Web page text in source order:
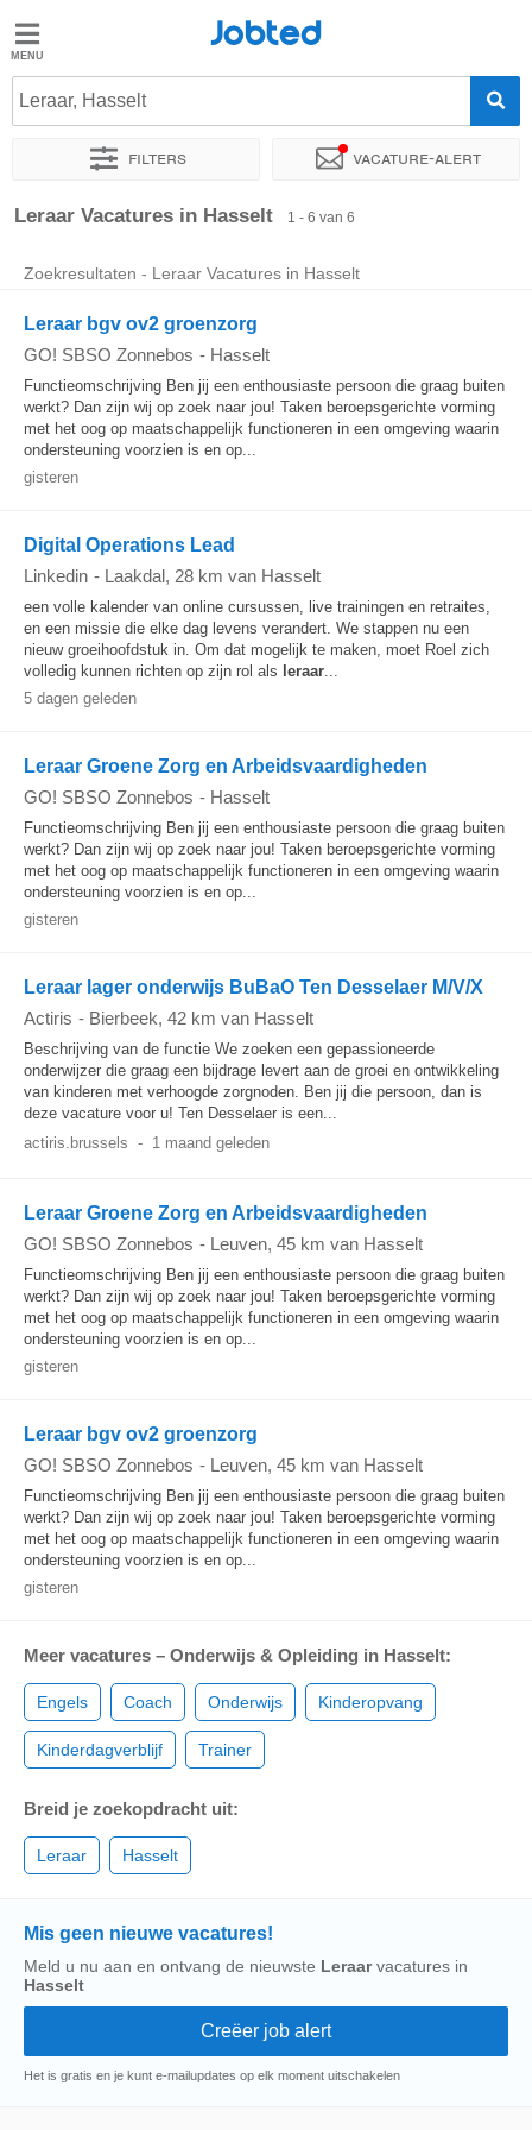
Jobted
Taal
Jobted
Leraar, Hasselt
Filters Vacature-alert
Sorteer op Exacte locatie
Leraar Vacatures in Hasselt 1 - 6 van 6
Zoekresultaten - Leraar Vacatures in Hasselt
Leraar bgv ov2 groenzorg
GO! SBSO Zonnebos - Hasselt
Functieomschrijving Ben jij een enthousiaste persoon die graag buiten
werkt? Dan zijn wij op zoek naar jou! Taken beroepsgerichte vorming
met het oog op maatschappelijk functioneren in een omgeving waarin
ondersteuning voorzien is en op...
gisteren
Digital Operations Lead
Linkedin - Laakdal, 28 km van Hasselt
een volle kalender van online cursussen, live trainingen en retraites,
en een missie die elke dag levens verandert. We stappen nu een
nieuw groeihoofdstuk in. Om dat mogelijk te maken, moet Roel zich
volledig kunnen richten op zijn rol als leraar...
5 dagen geleden
Leraar Groene Zorg en Arbeidsvaardigheden
GO! SBSO Zonnebos - Hasselt
Functieomschrijving Ben jij een enthousiaste persoon die graag buiten
werkt? Dan zijn wij op zoek naar jou! Taken beroepsgerichte vorming
met het oog op maatschappelijk functioneren in een omgeving waarin
ondersteuning voorzien is en op...
gisteren
Leraar lager onderwijs BuBaO Ten Desselaer M/V/X
Actiris - Bierbeek, 42 km van Hasselt
Beschrijving van de functie We zoeken een gepassioneerde
onderwijzer die graag een bijdrage levert aan de groei en ontwikkeling
van kinderen met verhoogde zorgnoden. Ben jij die persoon, dan is
deze vacature voor u! Ten Desselaer is een...
actiris.brussels - 1 maand geleden
Leraar Groene Zorg en Arbeidsvaardigheden
GO! SBSO Zonnebos - Leuven, 45 km van Hasselt
Functieomschrijving Ben jij een enthousiaste persoon die graag buiten
werkt? Dan zijn wij op zoek naar jou! Taken beroepsgerichte vorming
met het oog op maatschappelijk functioneren in een omgeving waarin
ondersteuning voorzien is en op...
gisteren
Leraar bgv ov2 groenzorg
GO! SBSO Zonnebos - Leuven, 45 km van Hasselt
Functieomschrijving Ben jij een enthousiaste persoon die graag buiten
werkt? Dan zijn wij op zoek naar jou! Taken beroepsgerichte vorming
met het oog op maatschappelijk functioneren in een omgeving waarin
ondersteuning voorzien is en op...
gisteren
Meer vacatures – Onderwijs & Opleiding in Hasselt:
Engels Coach Onderwijs Kinderopvang
Kinderdagverblijf Trainer
Breid je zoekopdracht uit:
Leraar Hasselt
Mis geen nieuwe vacatures!
Meld u nu aan en ontvang de nieuwste Leraarvacatures in
Hasselt
Het is gratis en je kunt e-mailupdates op elk moment uitschakelen